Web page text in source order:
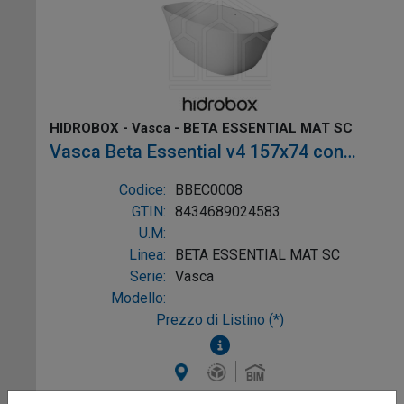
HIDROBOX - Vasca - BETA ESSENTIAL MAT SC
Vasca Beta Essential v4 157x74 con
troppopieno colore Bianco, mat Sc, Ref:
BBEC0008
Codice:
BBEC0008
GTIN: 8434689024583
U.M:
Linea:
BETA ESSENTIAL MAT SC
Serie: Vasca
Modello:
Prezzo di Listino (*)